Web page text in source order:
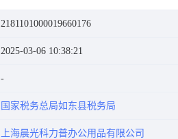
2181101000019660176
2025-03-06 10:38:21
国家税务总局如东县税务局
上海晨光科力普办公用品有限公司